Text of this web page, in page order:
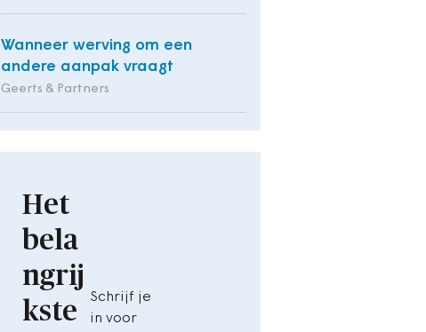
Wanneer werving om een
andere aanpak vraagt
Geerts & Partners
Het
bela
ngrij
kste
Schrijf je
in voor